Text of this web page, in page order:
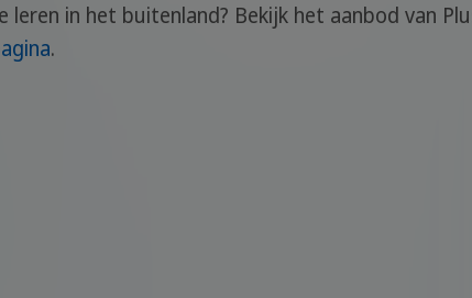
in het buitenland? Bekijk het aanbod van
.